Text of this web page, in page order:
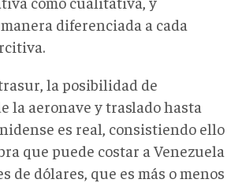
diferenciada a cada
la posibilidad de
la aeronave y traslado hasta
es real, consistiendo ello
que puede costar a Venezuela
de dólares, que es más o menos